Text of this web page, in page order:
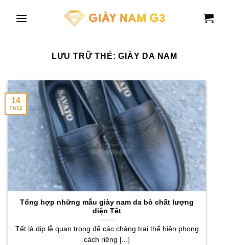
LƯU TRỮ THẺ:GIÀY DA NAM
Tổng hợp những mẫu giày nam da bò chất lượng
diện Tết
Tết là dịp lễ quan trọng để các chàng trai thể hiện phong
cách riêng [...]
14
Th12